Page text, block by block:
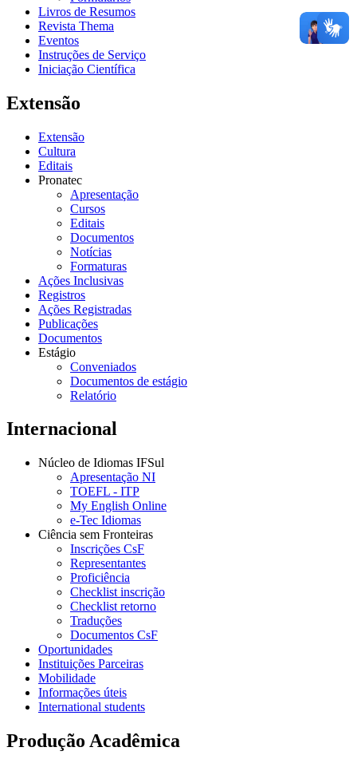
Livros de Resumos
Revista Thema
Eventos
Instruções de Serviço
Iniciação Científica
Extensão
Extensão
Cultura
Editais
Pronatec
Apresentação
Cursos
Editais
Documentos
Notícias
Formaturas
Ações Inclusivas
Registros
Ações Registradas
Publicações
Documentos
Estágio
Conveniados
Documentos de estágio
Relatório
Internacional
Núcleo de Idiomas IFSul
Apresentação NI
TOEFL - ITP
My English Online
e-Tec Idiomas
Ciência sem Fronteiras
Inscrições CsF
Representantes
Proficiência
Checklist inscrição
Checklist retorno
Traduções
Documentos CsF
Oportunidades
Instituições Parceiras
Mobilidade
Informações úteis
International students
Produção Acadêmica